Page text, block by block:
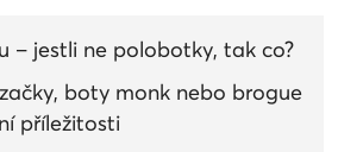
– jestli ne polobotky, tak co?
boty monk nebo brogue
příležitosti